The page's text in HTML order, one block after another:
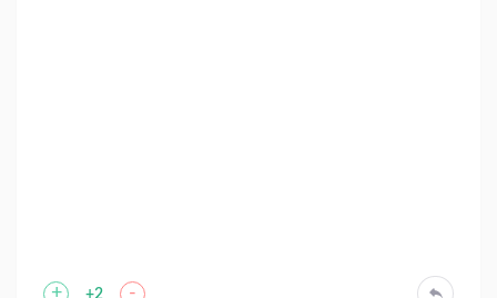
+ +2 -